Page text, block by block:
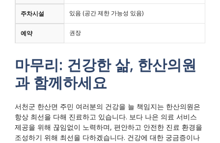
주차시설 있음 (공간 제한 가능성 있음)
예약 권장
마무리: 건강한 삶, 한산의원
과 함께하세요
서천군 한산면 주민 여러분의 건강을 늘 책임지는 한산의원은
항상 최선을 다해 진료하고 있습니다. 보다 나은 의료 서비스
제공을 위해 끊임없이 노력하며, 편안하고 안전한 진료 환경을
조성하기 위해 최선을 다하겠습니다. 건강에 대한 궁금증이나